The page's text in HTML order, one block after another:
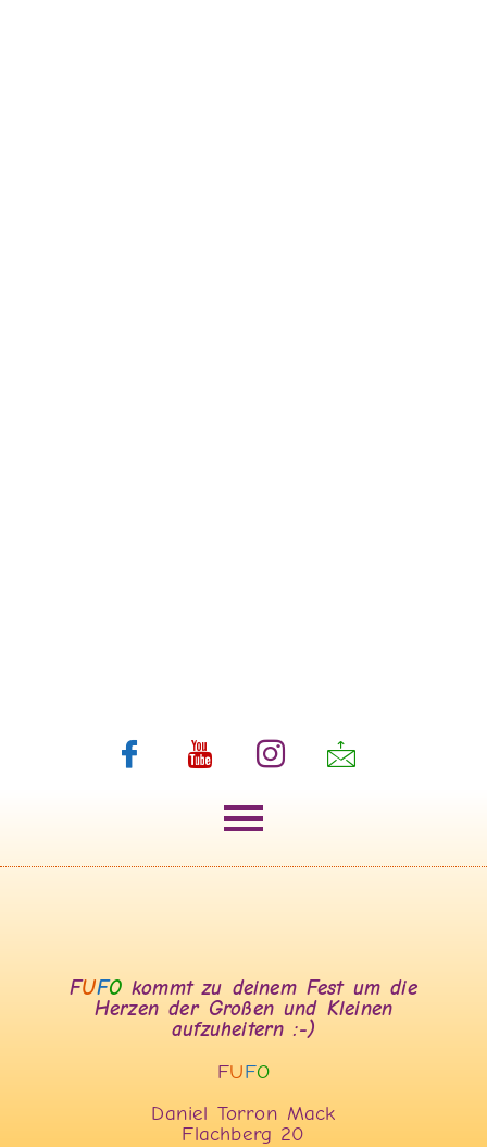
FUFOkommt zu deinem Fest um die
Herzen der Großen und Kleinen
aufzuheitern :-)
FUFO
Daniel Torron Mack
Flachberg 20